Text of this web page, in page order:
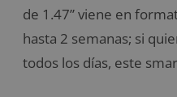
de 1.47” viene en
hasta 2 semanas; si
todos los días, este